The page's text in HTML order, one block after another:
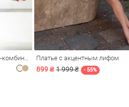
Платье с акцентным лифом
899 ₴ 1 999 ₴ - 55%